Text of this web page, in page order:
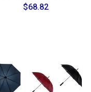
$68.82